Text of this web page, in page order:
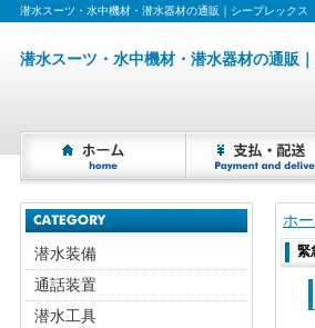
潜水スーツ・水中機材・潜水器材の通販｜シープレックス
潜水スーツ・水中機材・潜水器材の通販
潜水装備
通話装置
潜水工具
ホ
緊